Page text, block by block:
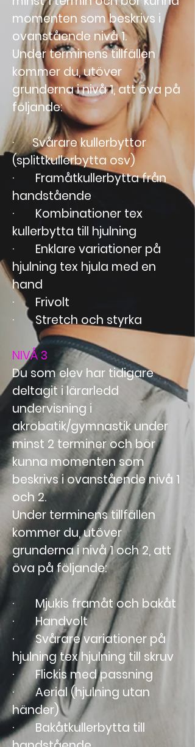
momenten som beskrivs i
ovanstående nivå 1.
Under terminens tillfällen
kommer du, utöver
grunderna i nivå 1, att öva på
följande:
· Svårare kullerbyttor
(splittkullerbytta osv)
· Framåtkullerbytta från
handstående
· Kombinationer tex
kullerbytta till hjulning
· Enklare variationer på
hjulning tex hjula med en
hand
· Frivolt
· Stretch och styrka
NIVÅ 3
Du som elev har tidigare
deltagit i lärarledd
undervisning i
akrobatik/gymnastik under
minst 2 terminer och bör
kunna momenten som
beskrivs i ovanstående nivå 1
och 2.
Under terminens tillfällen
kommer du, utöver
grunderna i nivå 1 och 2, att
öva på följande:
· Mjukis framåt och bakåt
· Handvolt
· Svårare variationer på
hjulning tex hjulning till skruv
· Flickis med passning
· Aerial (hjulning utan
händer)
· Bakåtkullerbytta till